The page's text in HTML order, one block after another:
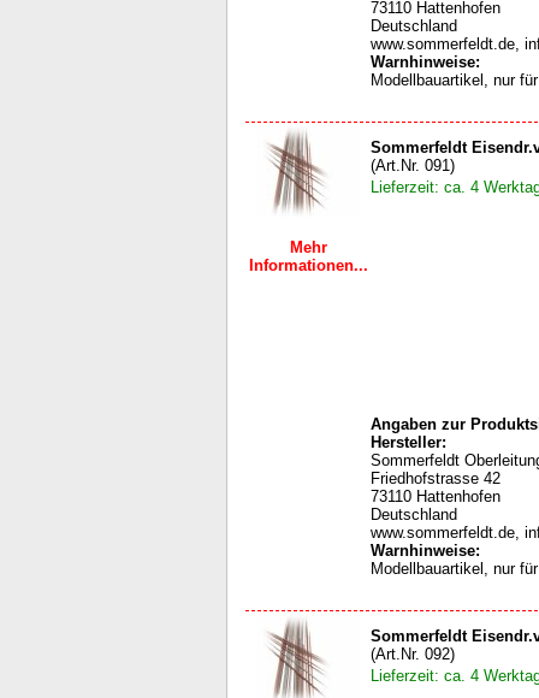
73110 Hattenhofen
Deutschland
www.sommerfeldt.de,
Warnhinweise:
Modellbauartikel, nur
Mehr
Informationen...
Sommerfeldt
(Art.Nr. 091)
Lieferzeit: ca. 4
Angaben zur
Hersteller:
Sommerfeldt
Friedhofstrasse 42
73110 Hattenhofen
Deutschland
www.sommerfeldt.de,
Warnhinweise:
Modellbauartikel, nur
Sommerfeldt
(Art.Nr. 092)
Lieferzeit: ca. 4